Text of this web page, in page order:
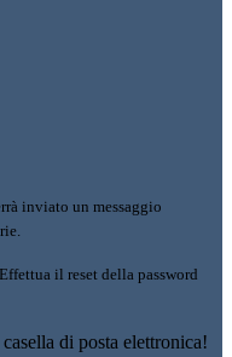
inviato un messaggio
il reset della password
di posta elettronica!